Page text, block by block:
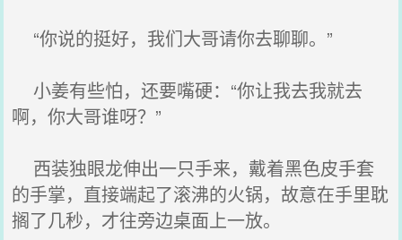
“你说的挺好，我们大哥请你去聊聊。”
小姜有些怕，还要嘴硬：“你让我去我就去
啊，你大哥谁呀？”
西装独眼龙伸出一只手来，戴着黑色皮手套
的手掌，直接端起了滚沸的火锅，故意在手里耽
搁了几秒，才往旁边桌面上一放。